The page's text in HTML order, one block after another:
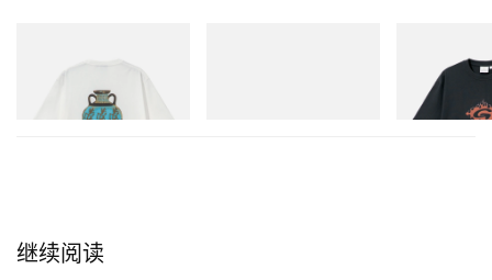
Flame Tee
立刻购入
继续阅读